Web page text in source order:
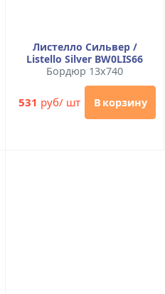
Листелло Сильвер /
Listello Silver BW0LIS66
Бордюр 13x740
531 руб/ шт В корзину